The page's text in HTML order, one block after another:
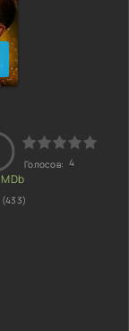
Голосов: 4
(433)